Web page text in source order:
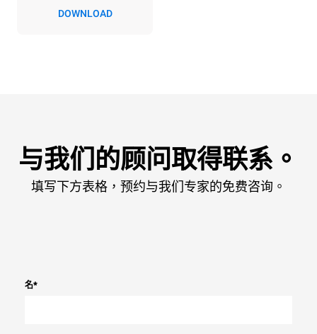
DOWNLOAD
与我们的顾问取得联系。
填写下方表格，预约与我们专家的免费咨询。
名*